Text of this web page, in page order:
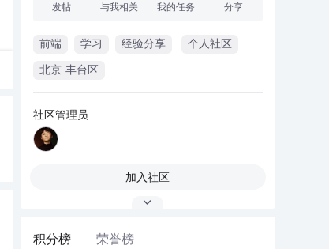
发帖 与我相关 我的任务 分享
前端 学习 经验分享 个人社区
北京·丰台区
社区管理员
加入社区
积分榜 荣誉榜